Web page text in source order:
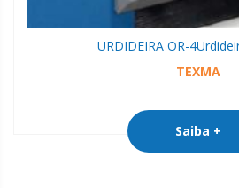
URDIDEIRA OR-4
TEXMA
Saiba +